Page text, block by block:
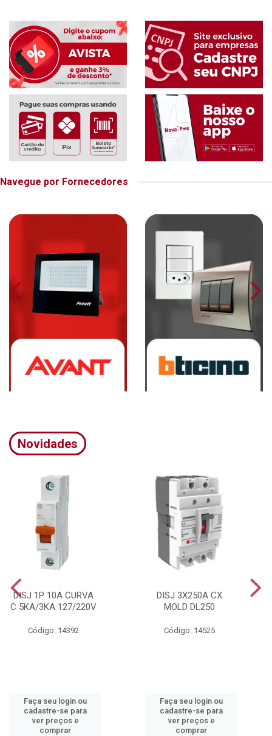
Navegue por Fornecedores
Novidades
DISJ 1P 10A CURVA
C 5KA/3KA 127/220V
Código: 14392
Faça seu login ou
cadastre-se para
ver preços e
comprar
DISJ 3X250A CX
MOLD DL250
Código: 14525
Faça seu login ou
cadastre-se para
ver preços e
comprar